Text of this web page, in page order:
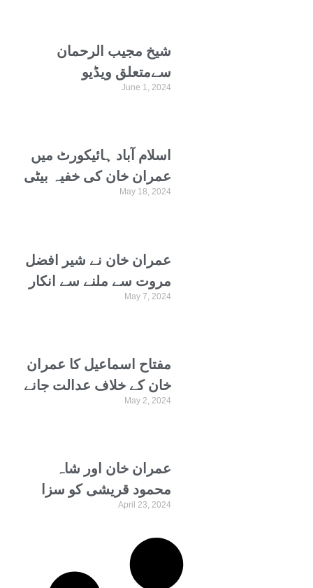
شیخ مجیب الرحمان
سےمتعلق ویڈیو
معاملہ،عمران خان کے بعد
June 1, 2024
اسلام آباد ہائیکورٹ میں
عمران خان کی خفیہ بیٹی
ٹیریان وائٹ کے خلاف
May 18, 2024
عمران خان نے شیر افضل
مروت سے ملنے سے انکار
کردیا؟ بڑی خبر آ گئی
May 7, 2024
مفتاح اسماعیل کا عمران
خان کے خلاف عدالت جانے
کا اعلان
May 2, 2024
عمران خان اور شاہ
محمود قریشی کو سزا
سنانے والے جج کے تبادلے
April 23, 2024